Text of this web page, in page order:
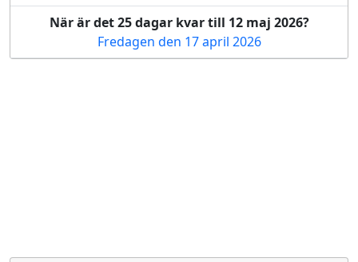
När är det 25 dagar kvar till 12 maj 2026?
Fredagen den 17 april 2026